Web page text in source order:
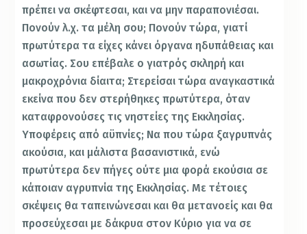
πρέπει να σκέφτεσαι, και να μην παραπονιέσαι.
Πονούν λ.χ. τα μέλη σου; Πονούν τώρα, γιατί
πρωτύτερα τα είχες κάνει όργανα ηδυπάθειας και
ασωτίας. Σου επέβαλε ο γιατρός σκληρή και
μακροχρόνια δίαιτα; Στερείσαι τώρα αναγκαστικά
εκείνα που δεν στερήθηκες πρωτύτερα, όταν
καταφρονούσες τις νηστείες της Εκκλησίας.
Υποφέρεις από αϋπνίες; Να που τώρα ξαγρυπνάς
ακούσια, και μάλιστα βασανιστικά, ενώ
πρωτύτερα δεν πήγες ούτε μια φορά εκούσια σε
κάποιαν αγρυπνία της Εκκλησίας. Με τέτοιες
σκέψεις θα ταπεινώνεσαι και θα μετανοείς και θα
προσεύχεσαι με δάκρυα στον Κύριο για να σε